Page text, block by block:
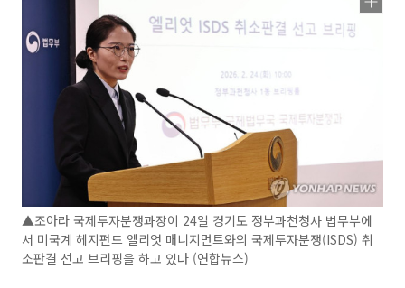
▲조아라 국제투자분쟁과장이 24일 경기도 정부과천청사 법무부에
서 미국계 헤지펀드 엘리엇 매니지먼트와의 국제투자분쟁(ISDS) 취
소판결 선고 브리핑을 하고 있다 (연합뉴스)